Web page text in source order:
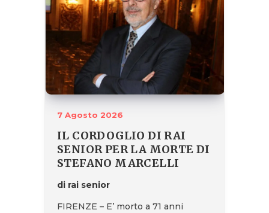
7 Agosto 2026
IL CORDOGLIO DI RAI
SENIOR PER LA MORTE DI
STEFANO MARCELLI
di rai senior
FIRENZE – E’ morto a 71 anni